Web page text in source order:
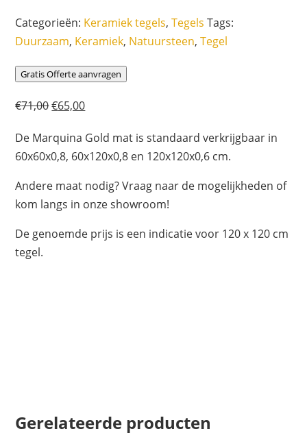
Categorieën: Keramiek tegels,Tegels Tags:
Duurzaam, Keramiek, Natuursteen,Tegel
Gratis Offerte aanvragen
€71,00Oorspronkelijke
was:
€71,00.
€65,00Huidige
is:
€65,00.
De Marquina Gold mat is standaard verkrijgbaar in
60x60x0,8, 60x120x0,8 en 120x120x0,6 cm.
Andere maat nodig? Vraag naar de mogelijkheden of
kom langs in onze showroom!
De genoemde prijs is een indicatie voor 120 x 120 cm
tegel.
Gerelateerde producten